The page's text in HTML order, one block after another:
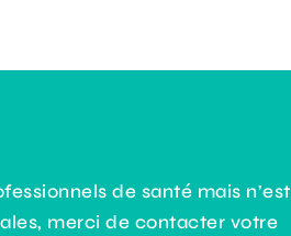
de santé mais n’est
merci de contacter votre